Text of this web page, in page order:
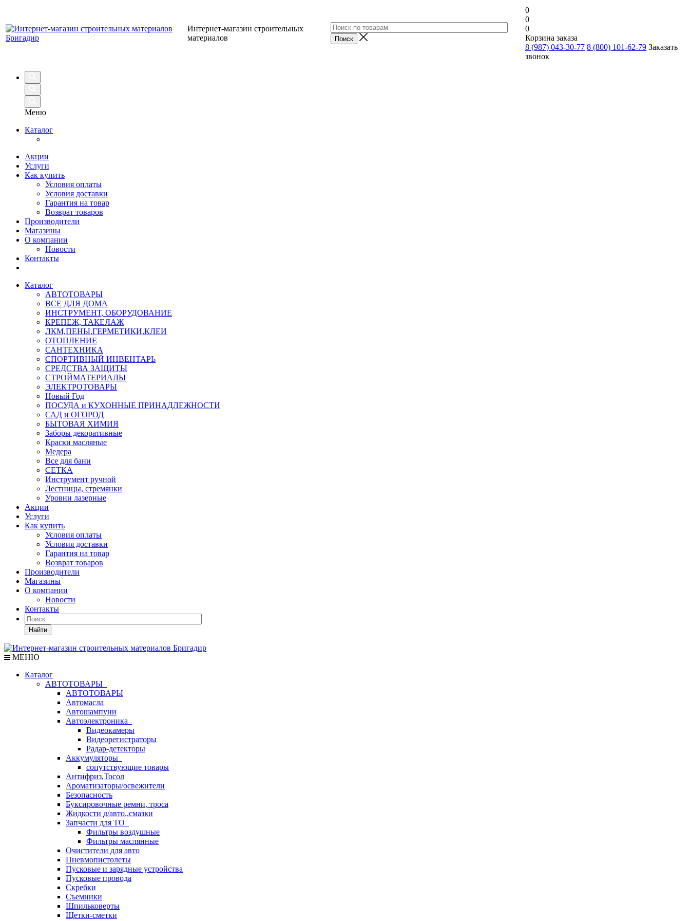
Интернет-магазин строительных
материалов
0
0
0
Корзина заказа
8 (987) 043-30-77 8 (800) 101-62-79 Заказать
звонок
Меню
Каталог
Акции
Услуги
Как купить
Условия оплаты
Условия доставки
Гарантия на товар
Возврат товаров
Производители
Магазины
О компании
Новости
Контакты
Каталог
АВТОТОВАРЫ
ВСЕ ДЛЯ ДОМА
ИНСТРУМЕНТ, ОБОРУДОВАНИЕ
КРЕПЕЖ, ТАКЕЛАЖ
ЛКМ,ПЕНЫ,ГЕРМЕТИКИ,КЛЕИ
ОТОПЛЕНИЕ
САНТЕХНИКА
СПОРТИВНЫЙ ИНВЕНТАРЬ
СРЕДСТВА ЗАЩИТЫ
СТРОЙМАТЕРИАЛЫ
ЭЛЕКТРОТОВАРЫ
Новый Год
ПОСУДА и КУХОННЫЕ ПРИНАДЛЕЖНОСТИ
САД и ОГОРОД
БЫТОВАЯ ХИМИЯ
Заборы декоративные
Краски масляные
Медера
Все для бани
СЕТКА
Инструмент ручной
Лестницы, стремянки
Уровни лазерные
Акции
Услуги
Как купить
Условия оплаты
Условия доставки
Гарантия на товар
Возврат товаров
Производители
Магазины
О компании
Новости
Контакты
Найти
МЕНЮ
Каталог
АВТОТОВАРЫ
АВТОТОВАРЫ
Автомасла
Автошампуни
Автоэлектроника
Видеокамеры
Видеорегистраторы
Радар-детекторы
Аккумуляторы
сопутствующие товары
Антифриз,Тосол
Ароматизаторы/освежители
Безопасность
Буксировочные ремни, троса
Жидкости д/авто.,смазки
Запчасти для ТО
Фильтры воздушные
Фильтры маслянные
Очистители для авто
Пневмопистолеты
Пусковые и зарядные устройства
Пусковые провода
Скребки
Съемники
Шпильковерты
Щетки-сметки